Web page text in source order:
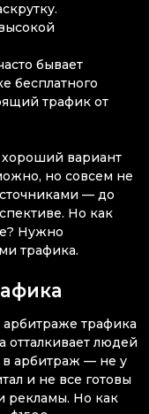
бывает
бесплатного
трафик от
вариант
но совсем не
— до
Но как
Нужно
трафика.
арбитраже трафика
отталкивает людей
в арбитраж — не у
и не все готовы
рекламы. Но как